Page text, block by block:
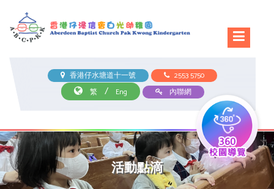
香港仔水塘道十一號
2553 5750
繁
/ Eng 內聯網
活動點滴